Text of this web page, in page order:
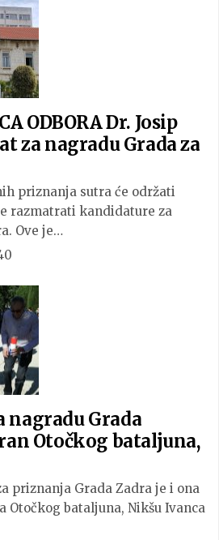
ODBORA Dr. Josip
za nagradu Grada za
priznanja sutra će održati
razmatrati kandidature za
Ove je…
nagradu Grada
Otočkog bataljuna,
priznanja Grada Zadra je i ona
Otočkog bataljuna, Nikšu Ivanca